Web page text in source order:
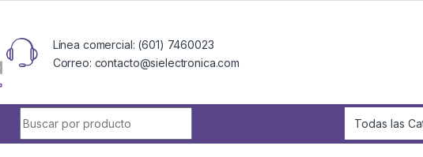
Línea comercial: (601) 7460023
Correo: contacto@sielectronica.com